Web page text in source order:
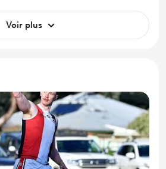
Voir plus